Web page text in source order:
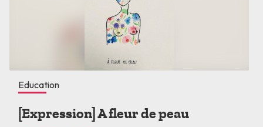
Education
[Expression] A fleur de peau